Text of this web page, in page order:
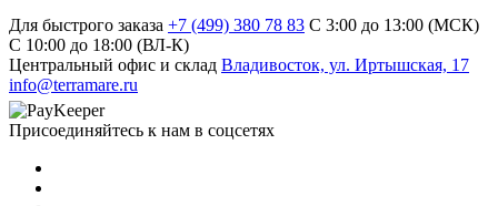
Для быстрого заказа +7 (499) 380 78 83 С 3:00 до 13:00 (МСК)
C 10:00 до 18:00 (ВЛ-К)
Центральный офис и склад Владивосток, ул. Иртышская, 17
info@terramare.ru
Присоединяйтесь к нам в соцсетях